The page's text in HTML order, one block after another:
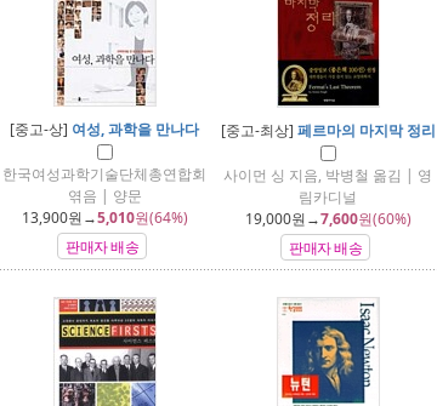
[중고-상] 여성, 과학을 만나다
한국여성과학기술단체총연합회
엮음 | 양문
13,900원→5,010원(64%)
판매자 배송
[중고-최상] 페르마의 마지막 정리
사이먼 싱 지음, 박병철 옮김 | 영
림카디널
19,000원→7,600원(60%)
판매자 배송